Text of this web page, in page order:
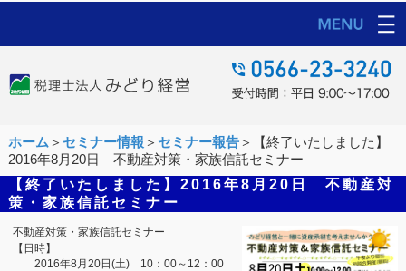
ホーム ＞ セミナー情報 ＞ セミナー報告＞【終了いたしました】
2016年8月20日 不動産対策・家族信託セミナー
【終了いたしました】2016年8月20日 不動産対
策・家族信託セミナー
不動産対策・家族信託セミナー
【日時】
2016年8月20日(土) 10：00～12：00